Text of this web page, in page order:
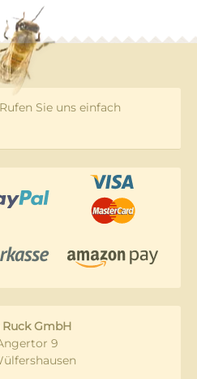
Sie uns einfach
GmbH
9